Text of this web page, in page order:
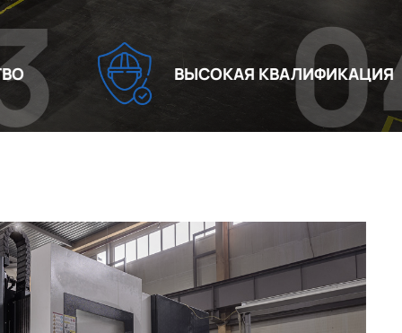
ВЫСОКАЯ КВАЛИФИКАЦИЯ
04